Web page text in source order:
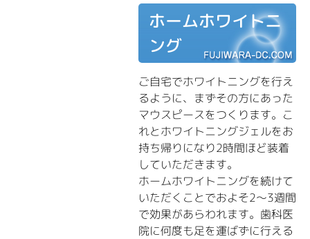
ホームホワイトニ
ング
ご自宅でホワイトニングを行え
るように、まずその方にあった
マウスピースをつくります。こ
れとホワイトニングジェルをお
持ち帰りになり2時間ほど装着
していただきます。
ホームホワイトニングを続けて
いただくことでおよそ2～3週間
で効果があらわれます。歯科医
院に何度も足を運ばずに行える